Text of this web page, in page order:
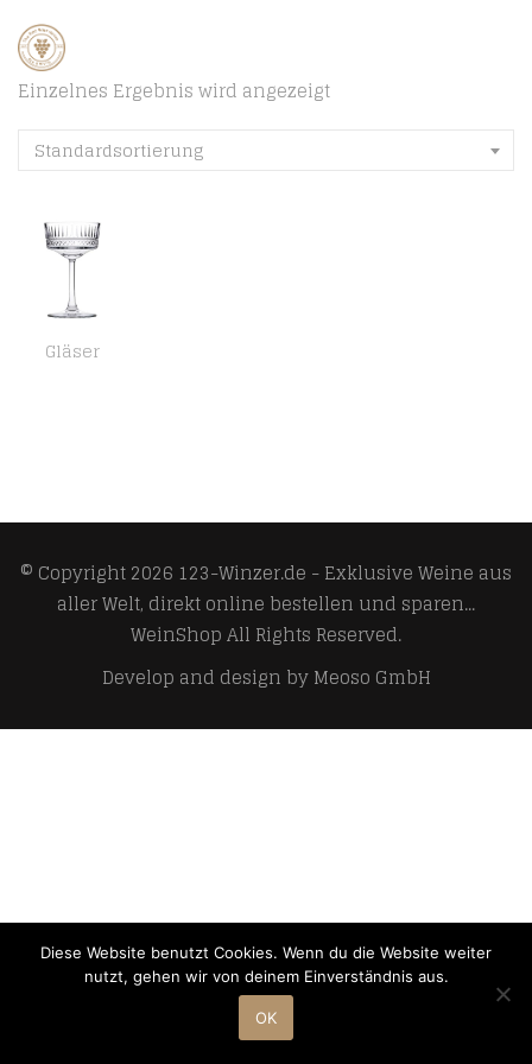
Einzelnes Ergebnis wird angezeigt
Standardsortierung
Gläser
© Copyright 2026 123-Winzer.de - Exklusive Weine aus
aller Welt, direkt online bestellen und sparen...
WeinShopAll Rights Reserved.
Develop and design byMeoso GmbH
Diese Website benutzt Cookies. Wenn du die Website weiter
nutzt, gehen wir von deinem Einverständnis aus.
OK